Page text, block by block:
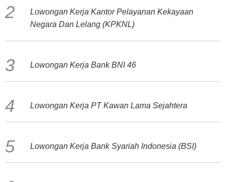
Lowongan Kerja Kantor Pelayanan Kekayaan
Negara Dan Lelang (KPKNL)
Lowongan Kerja Bank BNI 46
Lowongan Kerja PT Kawan Lama Sejahtera
Lowongan Kerja Bank Syariah Indonesia (BSI)